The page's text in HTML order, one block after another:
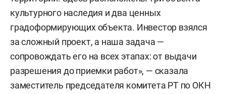
культурного наследия и два ценных
градоформирующих объекта. Инвестор взялся
за сложный проект, а наша задача —
сопровождать его на всех этапах: от выдачи
разрешения до приемки работ», — сказала
заместитель председателя комитета РТ по ОКН